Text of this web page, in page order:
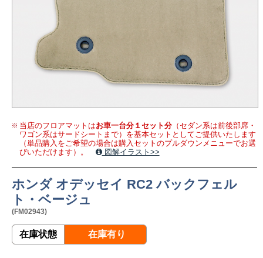
当店のフロアマットはお車一台分１セット分（セダン系は前後部席・
ワゴン系はサードシートまで）を基本セットとしてご提供いたします
（単品購入をご希望の場合は購入セットのプルダウンメニューでお選
びいただけます）。
図解イラスト>>
ホンダ オデッセイ RC2 バックフェル
ト・ベージュ
(FM02943)
在庫状態 在庫有り